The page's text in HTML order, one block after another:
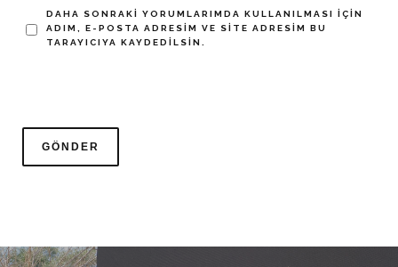
DAHA SONRAKI YORUMLARIMDA KULLANILMASI IÇIN
ADIM, E-POSTA ADRESIM VE SITE ADRESIM BU
TARAYICIYA KAYDEDILSIN.